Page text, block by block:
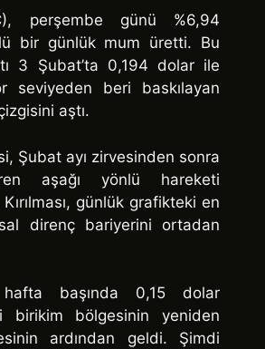
perşembe günü %6,94
bir günlük mum üretti. Bu
3 Şubat’ta 0,194 dolar ile
seviyeden beri baskılayan
aştı.
Şubat ayı zirvesinden sonra
aşağı yönlü hareketi
Kırılması, günlük grafikteki en
direnç bariyerini ortadan
hafta başında 0,15 dolar
birikim bölgesinin yeniden
ardından geldi. Şimdi